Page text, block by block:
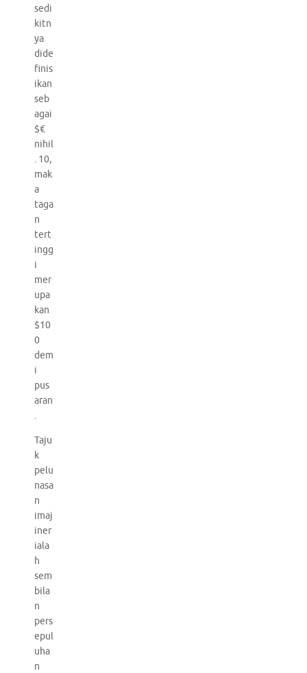
sedi
kitn
ya
dide
finis
ikan
seb
agai
$€
nihil
. 10,
mak
a
taga
n
tert
ingg
i
mer
upa
kan
$10
0
dem
i
pus
aran
.
Taju
k
pelu
nasa
n
imaj
iner
iala
h
sem
bila
n
pers
epul
uha
n